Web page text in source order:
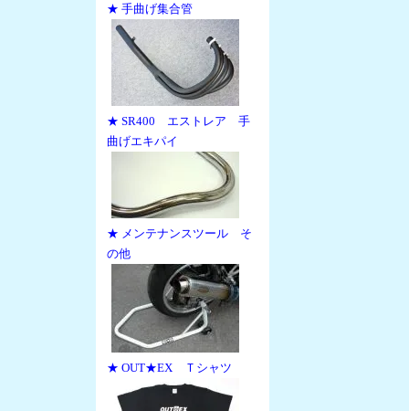
★ 手曲げ集合管
★ SR400 エストレア 手
曲げエキパイ
★ メンテナンスツール そ
の他
★ OUT★EX Ｔシャツ